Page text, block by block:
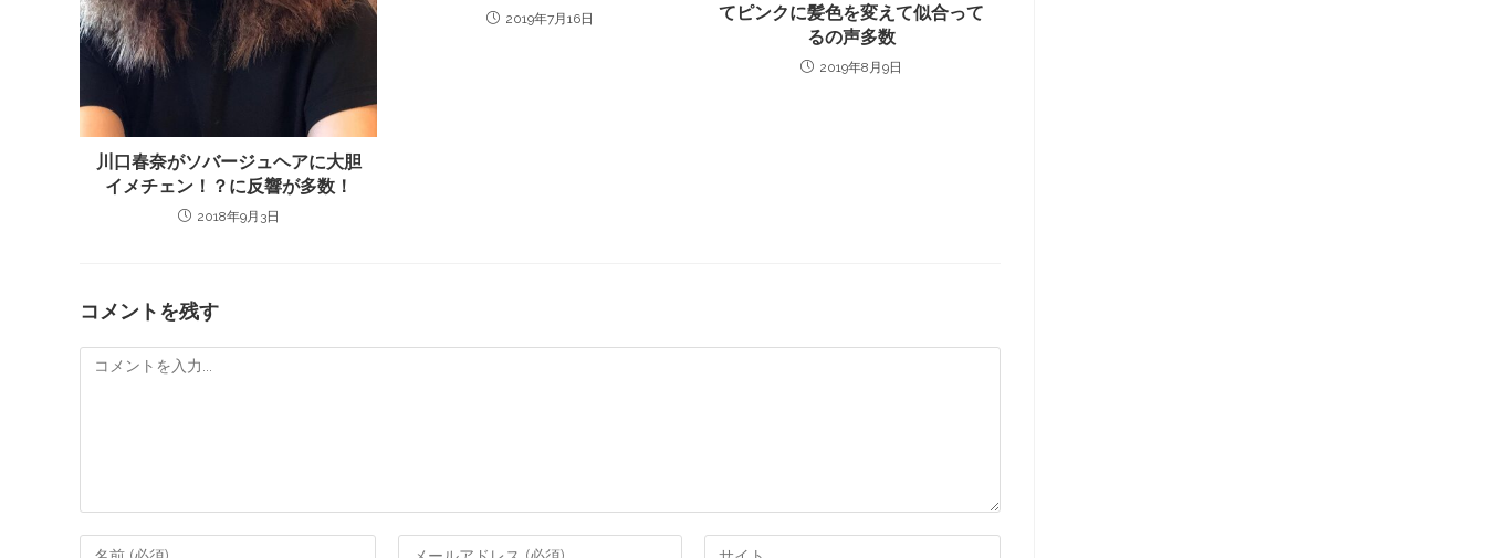
川口春奈がソバージュヘアに大胆
イメチェン！？に反響が多数！
2018年9月3日
2019年7月16日
てピンクに髪色を変えて似合って
るの声多数
2019年8月9日
コメントを残す